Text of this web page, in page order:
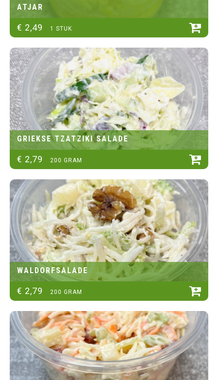
ATJAR
€ 2,49 1 STUK
GRIEKSE TZATZIKI SALADE
€ 2,79 200 GRAM
WALDORFSALADE
€ 2,79 200 GRAM